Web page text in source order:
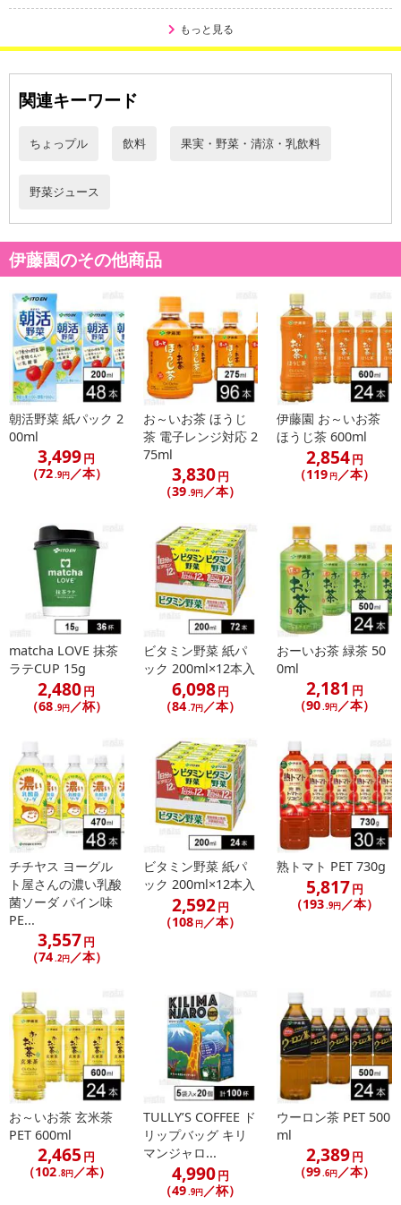
※送料はお試し費用に含まれております。
※d払い、PayPay、au PAY、au PAY(auかんたん決済)、ソフトバン
クまとめて支払い、楽天ペイ、メルペイ、AEON Pay、Amazon Pa
※予約商品は決済手段ごとに定められた決済期限日にお支払いを完
了することがございます。ご了承いただいたうえでお申し込みくだ
発送日カレンダー
休業日
■その他共通および商品カテゴリー別注意事項（※必ずご確認くだ
さい）
こちらの情報は2026年07月09日 時点での情報となります。
もっと見る
関連キーワード
ちょっプル 飲料 果実・野菜・清涼・乳飲料
野菜ジュース
伊藤園のその他商品
朝活野菜 紙パック 2
00ml
3,499円
（72.9円／本）
お～いお茶 ほうじ
茶 電子レンジ対応 2
75ml
3,830円
（39.9円 ／本）
伊藤園 お～いお茶
ほうじ茶 600ml
2,854円
（119 円 ／本）
matcha LOVE 抹茶
ラテCUP 15g
2,480円
（68.9円／杯）
ビタミン野菜 紙パ
ック 200ml×12本入
6,098円
（84.7円／本）
おーいお茶 緑茶 50
0ml
2,181 円
（90.9円／本）
チチヤス ヨーグル
ト屋さんの濃い乳酸
菌ソーダ パイン味
PE...
3,557円
（74.2円／本）
ビタミン野菜 紙パ
ック 200ml×12本入
2,592円
（108 円／本）
熟トマト PET 730g
5,817円
（193.9円／本）
お～いお茶 玄米茶
PET 600ml
2,465 円
（102.8円／本）
TULLY’S COFFEE ド
リップバッグ キリ
マンジャロ...
4,990円
（49.9円 ／杯）
ウーロン茶 PET 500
ml
2,389円
（99.6円 ／本）